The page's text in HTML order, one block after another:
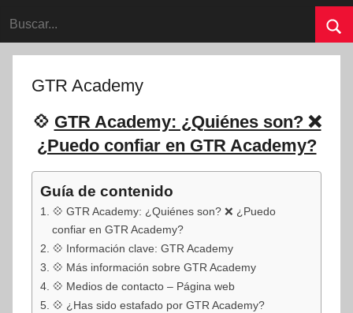
compartir
su
internet
Estafado.com
Buscar:
GTR Academy
💠 GTR Academy: ¿Quiénes son? ❌
¿Puedo confiar en GTR Academy?
Guía de contenido
💠 GTR Academy: ¿Quiénes son? ❌ ¿Puedo
confiar en GTR Academy?
💠 Información clave: GTR Academy
💠 Más información sobre GTR Academy
💠 Medios de contacto – Página web
💠 ¿Has sido estafado por GTR Academy?